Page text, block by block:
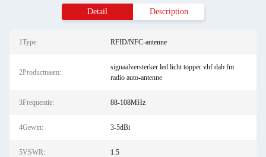
Detail Description
1Type: RFID/NFC-antenne
2Productnaam:
signaalversterker led licht topper vhf dab fm
radio auto-antenne
3Frequentie: 88-108MHz
4Gewin: 3-5dBi
5VSWR: 1.5